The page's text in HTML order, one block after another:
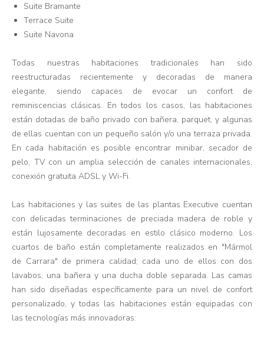
Suite Bramante
Terrace Suite
Suite Navona
Todas nuestras habitaciones tradicionales han sido
reestructuradas recientemente y decoradas de manera
elegante, siendo capaces de evocar un confort de
reminiscencias clásicas. En todos los casos, las habitaciones
están dotadas de baño privado con bañera, parquet, y algunas
de ellas cuentan con un pequeño salón y/o una terraza privada.
En cada habitación es posible encontrar minibar, secador de
pelo, TV con un amplia selección de canales internacionales,
conexión gratuita ADSL y Wi-Fi.
Las habitaciones y las suites de las plantas Executive cuentan
con delicadas terminaciones de preciada madera de roble y
están lujosamente decoradas en estilo clásico moderno. Los
cuartos de baño están completamente realizados en "Mármol
de Carrara" de primera calidad; cada uno de ellos con dos
lavabos, una bañera y una ducha doble separada. Las camas
han sido diseñadas específicamente para un nivel de confort
personalizado, y todas las habitaciones están equipadas con
las tecnologías más innovadoras: